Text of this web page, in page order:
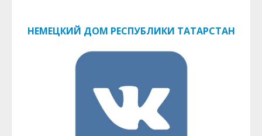
НЕМЕЦКИЙ ДОМ РЕСПУБЛИКИ ТАТАРСТАН